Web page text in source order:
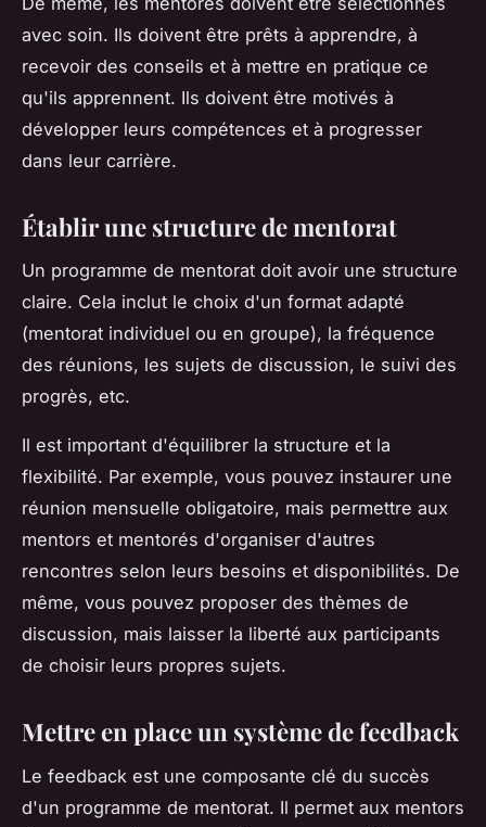
avec soin. Ils doivent être prêts à apprendre, à
recevoir des conseils et à mettre en pratique ce
qu'ils apprennent. Ils doivent être motivés à
développer leurs compétences et à progresser
dans leur carrière.
Établir une structure de mentorat
Un programme de mentorat doit avoir une structure
claire. Cela inclut le choix d'un format adapté
(mentorat individuel ou en groupe), la fréquence
des réunions, les sujets de discussion, le suivi des
progrès, etc.
Il est important d'équilibrer la structure et la
flexibilité. Par exemple, vous pouvez instaurer une
réunion mensuelle obligatoire, mais permettre aux
mentors et mentorés d'organiser d'autres
rencontres selon leurs besoins et disponibilités. De
même, vous pouvez proposer des thèmes de
discussion, mais laisser la liberté aux participants
de choisir leurs propres sujets.
Mettre en place un système de feedback
Le feedback est une composante clé du succès
d'un programme de mentorat. Il permet aux mentors